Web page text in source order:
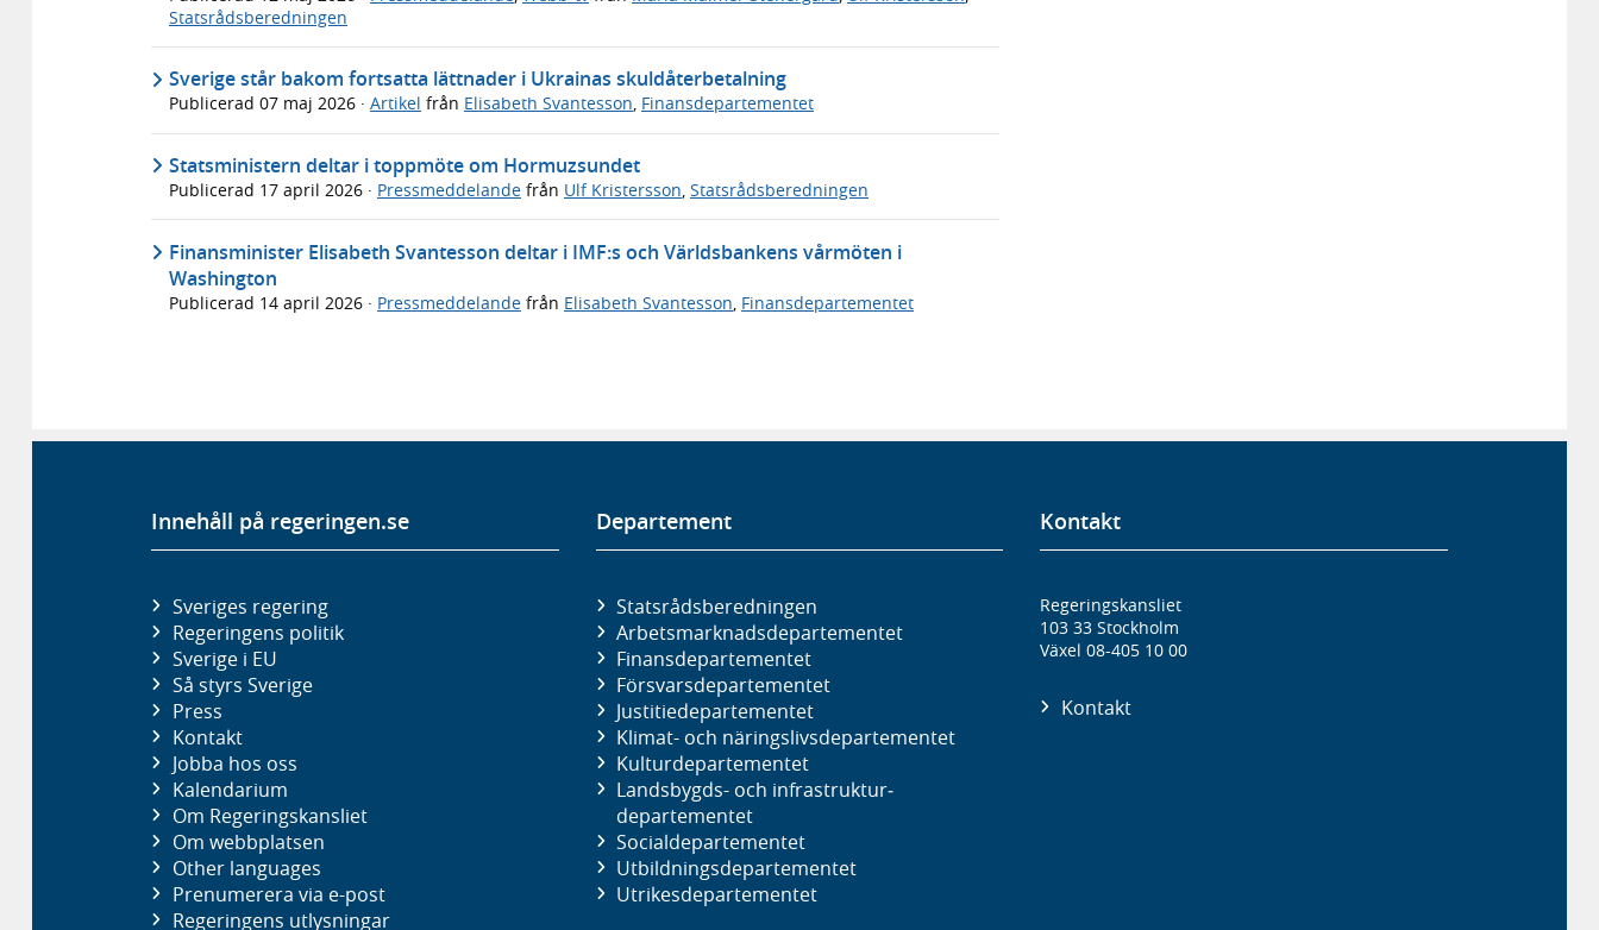
Statsrådsberedningen
Sverige står bakom fortsatta lättnader i Ukrainas skuldåterbetalning
Publicerad 07 maj 2026 · Artikel från Elisabeth Svantesson, Finansdepartementet
Statsministern deltar i toppmöte om Hormuzsundet
Publicerad 17 april 2026 · Pressmeddelande från Ulf Kristersson, Statsrådsberedningen
Finansminister Elisabeth Svantesson deltar i IMF:s och Världsbankens vårmöten i
Washington
Publicerad 14 april 2026 · Pressmeddelande från Elisabeth Svantesson Finansdepartementet
Innehåll på regeringen.se
Sveriges regering
Regeringens politik
Sverige i EU
Så styrs Sverige
Press
Kontakt
Jobba hos oss
Kalendarium
Om Regeringskansliet
Om webbplatsen
Other languages
Prenumerera via e-post
Regeringens utlysningar
Departement
Statsrådsberedningen
Arbetsmarknads­departementet
Finans­departementet
Försvars­departementet
Justitie­departementet
Klimat- och näringslivs­departementet
Kultur­departementet
Landsbygds- och infrastruktur­
departementet
Social­departementet
Utbildnings­departementet
Utrikes­departementet
Kontakt
Regeringskansliet
103 33 Stockholm
Växel 08-405 10 00
Kontakt